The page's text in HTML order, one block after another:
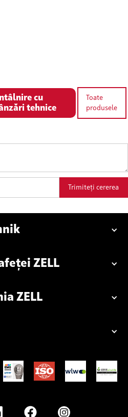
cu
tehnice
Toate
produsele
ZELL
ZELL